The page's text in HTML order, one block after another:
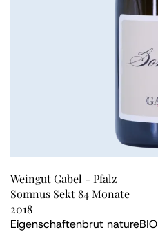
Weingut Gabel - Pfalz
Somnus Sekt 84 Monate
2018
Eigenschaftenbrut natureBIO